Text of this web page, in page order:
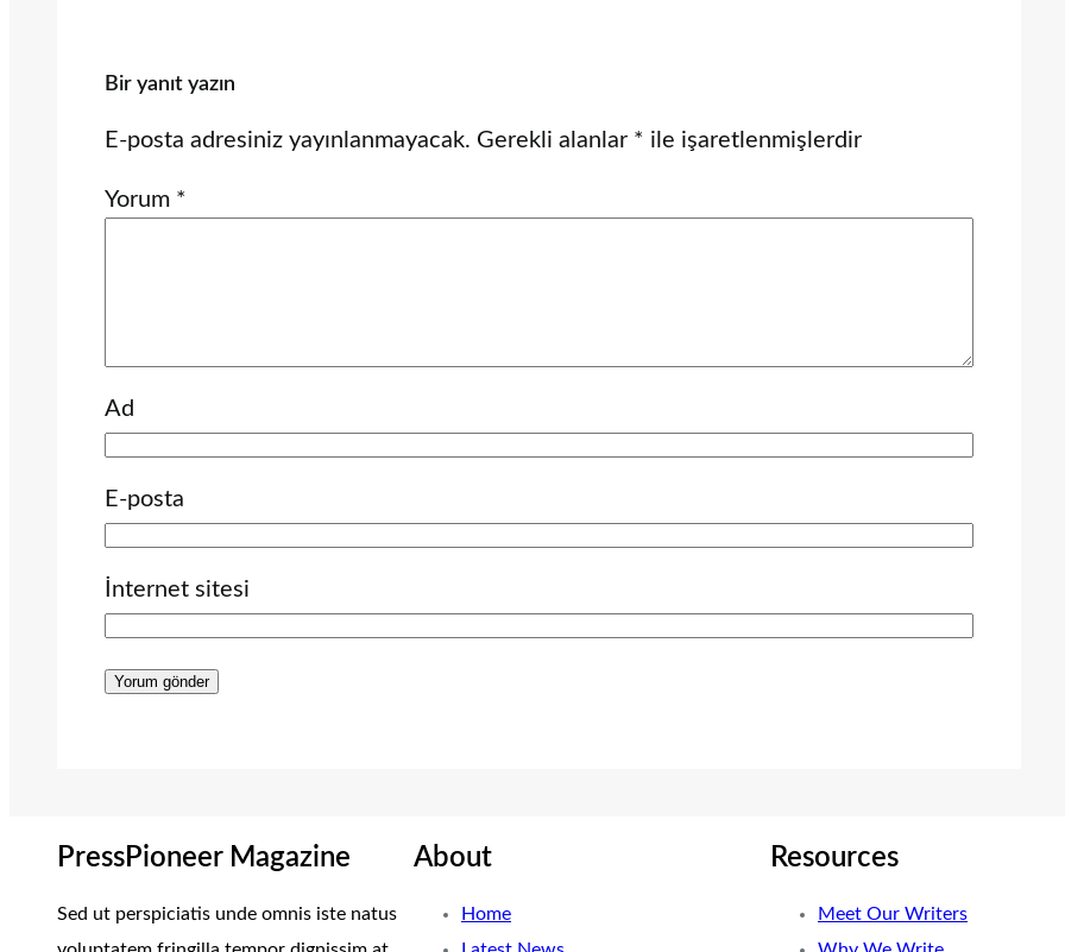
Bir yanıt yazın
E-posta adresiniz yayınlanmayacak. Gerekli alanlar * ile işaretlenmişlerdir
Yorum *
Ad
E-posta
İnternet sitesi
PressPioneer Magazine
Sed ut perspiciatis unde omnis iste natus
About
Home
Resources
Meet Our Writers